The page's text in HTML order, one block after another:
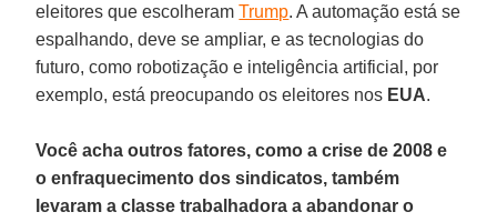
eleitores que escolheramTrump. A automação está se
espalhando, deve se ampliar, e as tecnologias do
futuro, como robotização e inteligência artificial, por
exemplo, está preocupando os eleitores nos EUA.
Você acha outros fatores, como a crise de 2008 e
o enfraquecimento dos sindicatos, também
levaram a classe trabalhadora a abandonar o